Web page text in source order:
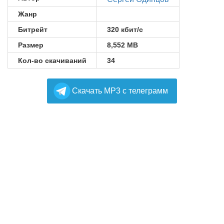
Жанр
Битрейт
320 кбит/с
Размер
8,552 MB
Кол-во скачиваний
34
Cкачать MP3 с телеграмм